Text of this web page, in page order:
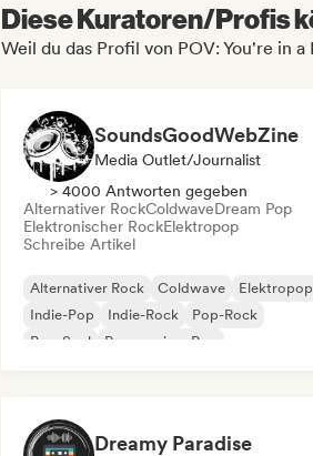
Diese Kuratoren/Profis
Weil du das Profil von POV: You're in
SoundsGoodWebZine
Media Outlet/Journalist
> 4000 Antworten gegeben
Alternativer RockColdwaveDream Pop
Elektronischer RockElektropop
Schreibe Artikel
Alternativer Rock Coldwave
Elektropop
Indie-Pop
Indie-Rock
Pop-Rock
Pop-Soul
Progressiver Pop
Dreamy Paradise